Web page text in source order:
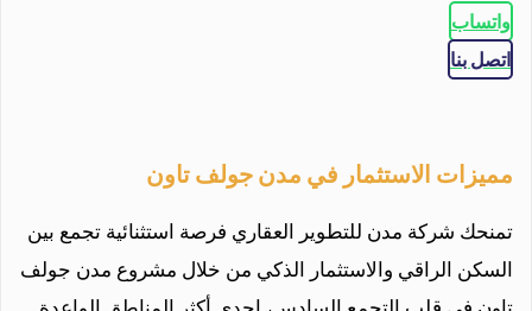
واتساب
اتصل بنا
مميزات الاستثمار في مدن جولف تاون
تمنحك شركة مدن للتطوير العقاري فرصة استثنائية تجمع بين
السكن الراقي والاستثمار الذكي من خلال مشروع مدن جولف